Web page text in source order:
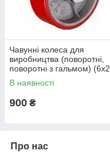
Чавунні колеса для
виробництва (поворотні,
поворотні з гальмом) (6х2
150мм)
В наявності
900 ₴
Про нас